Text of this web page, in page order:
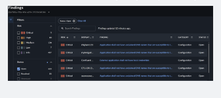
Tabla Resultados de
identidad
Filtrar los resultados
Ver los detalles de los
resultados